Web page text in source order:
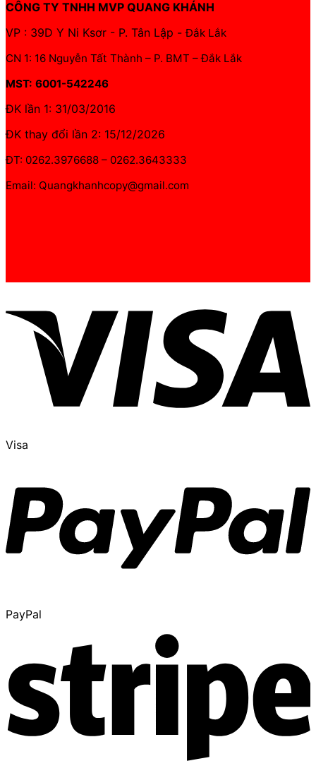
CÔNG TY TNHH MVP QUANG KHÁNH
VP : 39D Y Ni Ksơr - P. Tân Lập -Đắk Lắk
CN 1: 16 Nguyễn Tất Thành – P. BMT – Đắk Lắk
MST: 6001-542246
ĐK lần 1: 31/03/2016
ĐK thay đổi lần 2: 15/12/2026
ĐT: 0262.3976688 – 0262.3643333
Email: Quangkhanhcopy@gmail.com
Visa
PayPal